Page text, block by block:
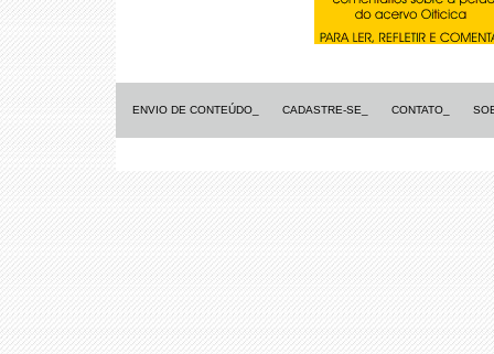
ENVIO DE CONTEÚDO_ CADASTRE-SE_ CONTATO_